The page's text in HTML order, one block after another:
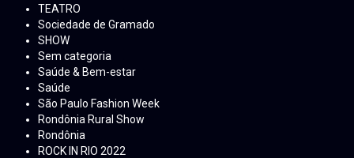
TEATRO
Sociedade de Gramado
SHOW
Sem categoria
Saúde & Bem-estar
Saúde
São Paulo Fashion Week
Rondônia Rural Show
Rondônia
ROCK IN RIO 2022